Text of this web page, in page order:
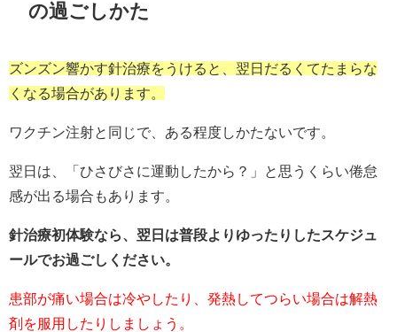
の過ごしかた
ズンズン響かす針治療をうけると、翌日だるくてたまらな
くなる場合があります。
ワクチン注射と同じで、ある程度しかたないです。
翌日は、「ひさびさに運動したから？」と思うくらい倦怠
感が出る場合もあります。
針治療初体験なら、翌日は普段よりゆったりしたスケジュ
ールでお過ごしください。
患部が痛い場合は冷やしたり、発熱してつらい場合は解熱
剤を服用したりしましょう。